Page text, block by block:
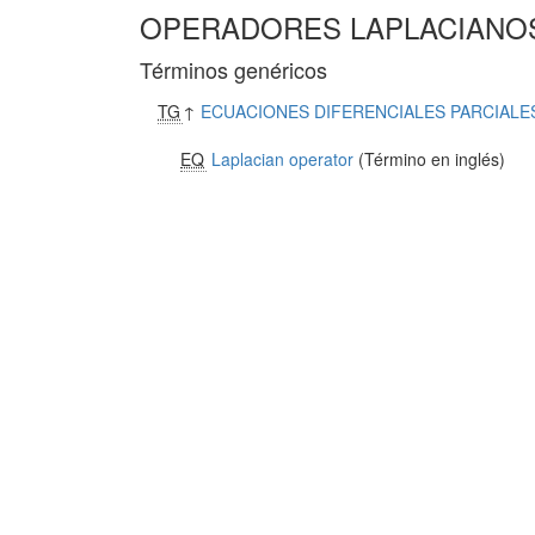
OPERADORES
Términos genéricos
TG ↑ ECUACIONES DIFERENCIALES
EQ Laplacian operator (Término en inglés)